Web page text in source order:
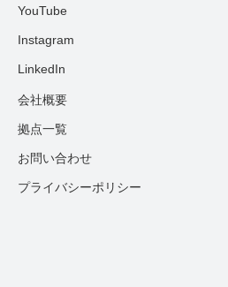
YouTube
Instagram
LinkedIn
会社概要
拠点一覧
お問い合わせ
プライバシーポリシー